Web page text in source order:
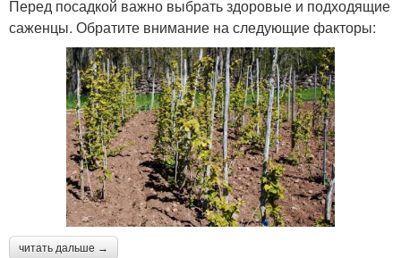
Перед посадкой важно выбрать здоровые и подходящие
саженцы. Обратите внимание на следующие факторы:
читать дальше →